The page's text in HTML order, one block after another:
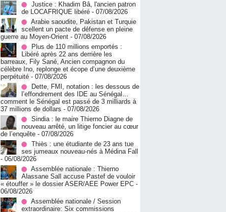
Justice : Khadim Bâ, l'ancien patron
de LOCAFRIQUE libéré - 07/08/2026
Arabie saoudite, Pakistan et Turquie
scellent un pacte de défense en pleine
guerre au Moyen-Orient - 07/08/2026
Plus de 110 millions emportés :
Libéré après 22 ans derrière les
barreaux, Fily Sané, Ancien compagnon du
célèbre Ino, replonge et écope d’une deuxième
perpétuité - 07/08/2026
Dette, FMI, notation : les dessous de
l’effondrement des IDE au Sénégal…
comment le Sénégal est passé de 3 milliards à
37 millions de dollars - 07/08/2026
Sindia : le maire Thierno Diagne de
nouveau arrêté, un litige foncier au cœur
de l’enquête - 07/08/2026
Thiès : une étudiante de 23 ans tue
ses jumeaux nouveau-nés à Médina Fall
- 06/08/2026
Assemblée nationale : Thierno
Alassane Sall accuse Pastef de vouloir
« étouffer » le dossier ASER/AEE Power EPC -
06/08/2026
Assemblée nationale / Session
extraordinaire: Six commissions